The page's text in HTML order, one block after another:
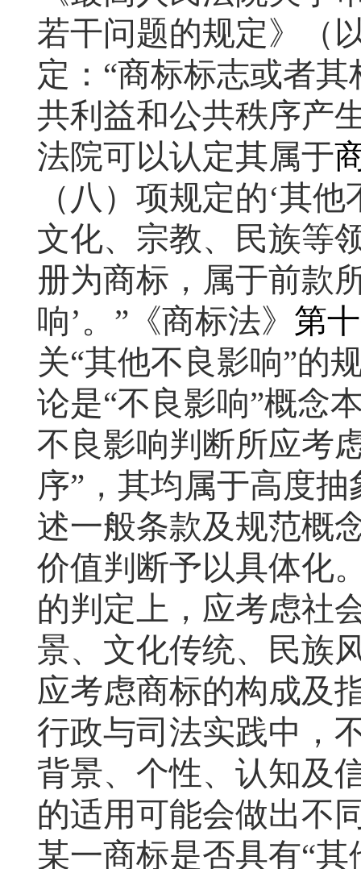
若干问题的规定》（
定：“商标标志或者
共利益和公共秩序产
法院可以认定其属于
（八）项规定的‘其
文化、宗教、民族等
册为商标，属于前款
响’。”《商标法》 第
关“其他不良影响”的
论是“不良影响”概念
不良影响判断所应考
序”，其均属于高度
述一般条款及规范概
价值判断予以具体化
的判定上，应考虑社
景、文化传统、民族
应考虑商标的构成及
行政与司法实践中，
背景、个性、认知及
的适用可能会做出不
某一商标是否具有“